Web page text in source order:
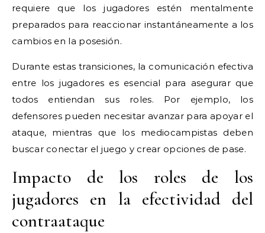
requiere que los jugadores estén mentalmente
preparados para reaccionar instantáneamente a los
cambios en la posesión.
Durante estas transiciones, la comunicación efectiva
entre los jugadores es esencial para asegurar que
todos entiendan sus roles. Por ejemplo, los
defensores pueden necesitar avanzar para apoyar el
ataque, mientras que los mediocampistas deben
buscar conectar el juego y crear opciones de pase.
Impacto de los roles de los
jugadores en la efectividad del
contraataque